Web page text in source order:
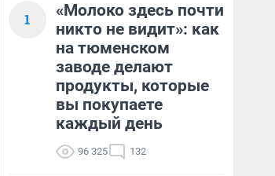
1
«Молоко здесь почти
никто не видит»: как
на тюменском
заводе делают
продукты, которые
вы покупаете
каждый день
96 325 132